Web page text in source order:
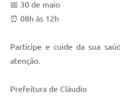
📅 30 de maio
⏰ 08h às 12h
Participe e cuide da sua
atenção.
Prefeitura de Cláudio